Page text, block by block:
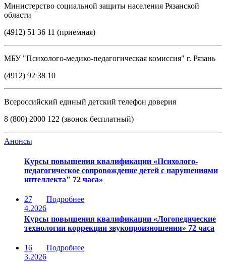
Министерство социальной защиты населения Рязанской
области
(4912) 51 36 11 (приемная)
МБУ "Психолого-медико-педагогическая комиссия" г. Рязань
(4912) 92 38 10
Всероссийский единый детский телефон доверия
8 (800) 2000 122 (звонок бесплатный)
Анонсы
Курсы повышения квалификации «Психолого-
педагогическое сопровождение детей с нарушениями
интеллекта" 72 часа»
27
4.2026
Подробнее
Курсы повышения квалификации «Логопедические
технологии коррекции звукопроизношения» 72 часа
16
3.2026
Подробнее